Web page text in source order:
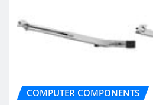
COMPUTER COMPONENTS